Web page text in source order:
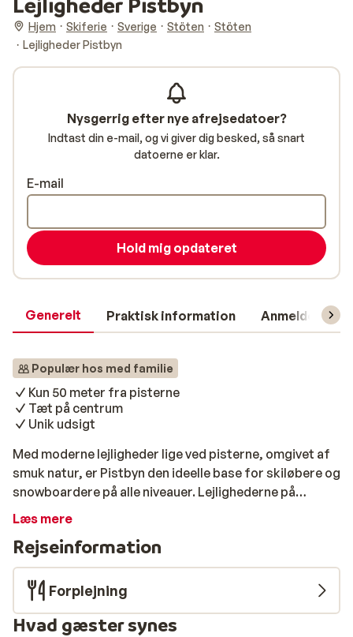
Hjem Skiferie Sverige Stöten
Stöten
Lejligheder Pistbyn
Generelt Praktisk information Anmeldelser
Populær hos med familie
Kun 50 meter fra pisterne
Tæt på centrum
Unik udsigt
Med moderne lejligheder lige ved pisterne, omgivet af
smuk natur, er Pistbyn den ideelle base for skiløbere og
snowboardere på alle niveauer. Lejlighederne på
Pistbyn er moderne indrettet og fuldt udstyret. Nyd en
og flere soveværelser med eget bad. De fleste
lejligheder har balkon eller terrasse med betagende
udsigt over de snedækkede bjerge. Efter en dag med
skiløb og snowboarding kan du slappe af i Pistbyns
sauna eller jacuzzi. Nyd et velsmagende måltid i
Læs mere
Rejseinformation
Forplejning
Hvad gæster synes
Nysgerrig efter nye afrejsedatoer?
Indtast din e-mail, og vi giver dig besked, så snart
datoerne er klar.
E-mail
Hold mig opdateret